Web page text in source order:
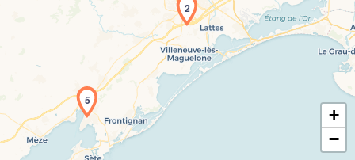
Chargement de la carte en cours...
2
5
+
−